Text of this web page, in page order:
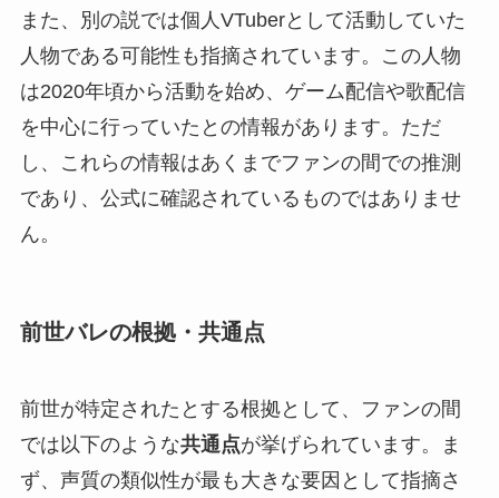
また、別の説では個人VTuberとして活動していた
人物である可能性も指摘されています。この人物
は2020年頃から活動を始め、ゲーム配信や歌配信
を中心に行っていたとの情報があります。ただ
し、これらの情報はあくまでファンの間での推測
であり、公式に確認されているものではありませ
ん。
前世バレの根拠・共通点
前世が特定されたとする根拠として、ファンの間
では以下のような共通点が挙げられています。ま
ず、声質の類似性が最も大きな要因として指摘さ